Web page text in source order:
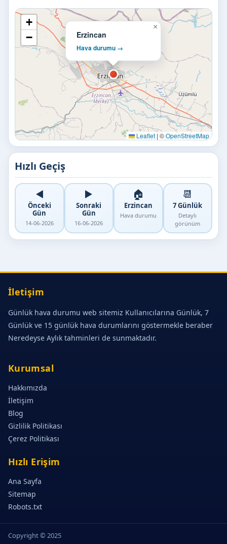
Erzincan
Hava durumu →
×
+
−
Leaflet | ©OpenStreetMap
Hızlı Geçiş
◀️
Önceki
Gün
14-06-2026
▶️
Sonraki
Gün
16-06-2026
🏠
Erzincan
Hava durumu
📆
7 Günlük
Detaylı
görünüm
İletişim
Günlük hava durumu web sitemiz Kullanıcılarına Günlük, 7
Günlük ve 15 günlük hava durumlarını göstermekle beraber
Neredeyse Aylık tahminleri de sunmaktadır.
Kurumsal
Hakkımızda
İletişim
Blog
Gizlilik Politikası
Çerez Politikası
Hızlı Erişim
Ana Sayfa
Sitemap
Robots.txt
Copyright © 2025